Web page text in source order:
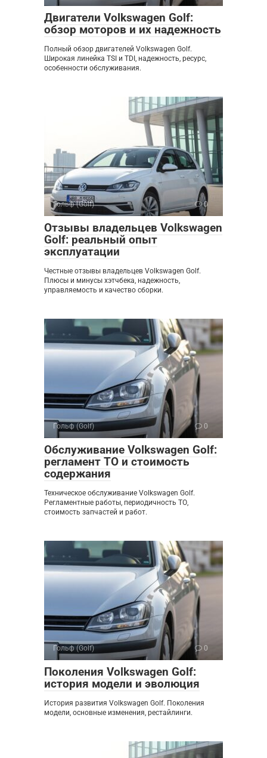
Двигатели Volkswagen Golf:
обзор моторов и их надежность
Полный обзор двигателей Volkswagen Golf.
Широкая линейка TSI и TDI, надежность, ресурс,
особенности обслуживания.
Гольф (Golf) 0
Отзывы владельцев Volkswagen
Golf: реальный опыт
эксплуатации
Честные отзывы владельцев Volkswagen Golf.
Плюсы и минусы хэтчбека, надежность,
управляемость и качество сборки.
Гольф (Golf) 0
Обслуживание Volkswagen Golf:
регламент ТО и стоимость
содержания
Техническое обслуживание Volkswagen Golf.
Регламентные работы, периодичность ТО,
стоимость запчастей и работ.
Гольф (Golf) 0
Поколения Volkswagen Golf:
история модели и эволюция
История развития Volkswagen Golf. Поколения
модели, основные изменения, рестайлинги.